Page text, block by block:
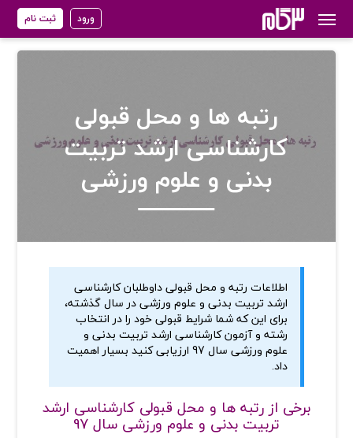
ورود ثبت نام
رتبه ها و محل قبولی
کارشناسی ارشد تربیت
بدنی و علوم ورزشی
اطلاعات رتبه و محل قبولی داوطلبان کارشناسی
ارشد تربیت بدنی و علوم ورزشی در سال گذشته،
برای این که شما شرایط قبولی خود را در انتخاب
رشته و آزمون کارشناسی ارشد تربیت بدنی و
علوم ورزشی سال 97 ارزیابی کنید بسیار اهمیت
داد.
برخی از رتبه ها و محل قبولی کارشناسی ارشد
تربیت بدنی و علوم ورزشی سال 97